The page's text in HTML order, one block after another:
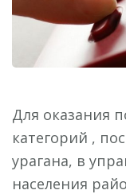
Для оказания
категорий ,
урагана, в
населения